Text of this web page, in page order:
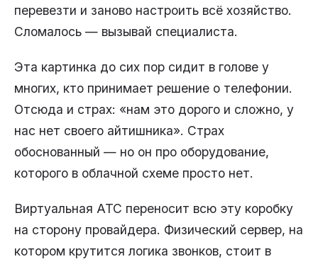
перевезти и заново настроить всё хозяйство.
Сломалось — вызывай специалиста.
Эта картинка до сих пор сидит в голове у
многих, кто принимает решение о телефонии.
Отсюда и страх: «нам это дорого и сложно, у
нас нет своего айтишника». Страх
обоснованный — но он про оборудование,
которого в облачной схеме просто нет.
Виртуальная АТС переносит всю эту коробку
на сторону провайдера. Физический сервер, на
котором крутится логика звонков, стоит в